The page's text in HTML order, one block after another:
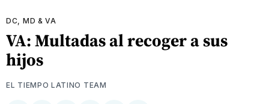
DC, MD & VA
VA: Multadas al recoger a sus
hijos
EL TIEMPO LATINO TEAM